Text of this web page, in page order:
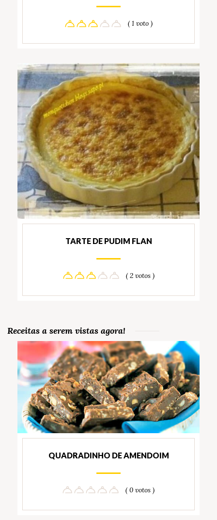
( 1 voto )
TARTE DE PUDIM FLAN
( 2 votos )
Receitas a serem vistas agora!
QUADRADINHO DE AMENDOIM
( 0 votos )